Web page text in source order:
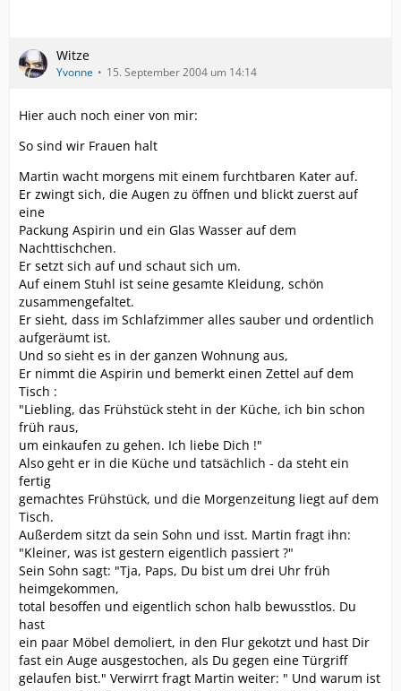
Witze
Yvonne 15. September 2004 um 14:14
Hier auch noch einer von mir:
So sind wir Frauen halt
Martin wacht morgens mit einem furchtbaren Kater auf.
Er zwingt sich, die Augen zu öffnen und blickt zuerst auf
eine
Packung Aspirin und ein Glas Wasser auf dem
Nachttischchen.
Er setzt sich auf und schaut sich um.
Auf einem Stuhl ist seine gesamte Kleidung, schön
zusammengefaltet.
Er sieht, dass im Schlafzimmer alles sauber und ordentlich
aufgeräumt ist.
Und so sieht es in der ganzen Wohnung aus,
Er nimmt die Aspirin und bemerkt einen Zettel auf dem
Tisch :
"Liebling, das Frühstück steht in der Küche, ich bin schon
früh raus,
um einkaufen zu gehen. Ich liebe Dich !"
Also geht er in die Küche und tatsächlich - da steht ein
fertig
gemachtes Frühstück, und die Morgenzeitung liegt auf dem
Tisch.
Außerdem sitzt da sein Sohn und isst. Martin fragt ihn:
"Kleiner, was ist gestern eigentlich passiert ?"
Sein Sohn sagt: "Tja, Paps, Du bist um drei Uhr früh
heimgekommen,
total besoffen und eigentlich schon halb bewusstlos. Du
hast
ein paar Möbel demoliert, in den Flur gekotzt und hast Dir
fast ein Auge ausgestochen, als Du gegen eine Türgriff
gelaufen bist." Verwirrt fragt Martin weiter: " Und warum ist